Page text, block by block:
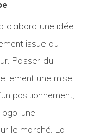
d’abord une idée
issue du
Passer du
une mise
positionnement,
une
le marché. La